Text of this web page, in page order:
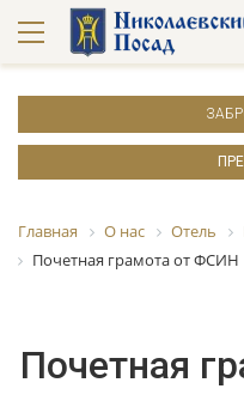
Главная О нас Отель
Почетная грамота от ФСИН
Почетная